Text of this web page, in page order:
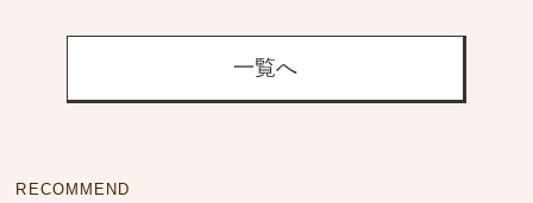
一覧へ
RECOMMEND